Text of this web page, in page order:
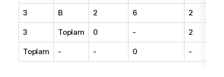
3 B 2 6 2
3 Toplam 0 - 2
Toplam - - 0 -